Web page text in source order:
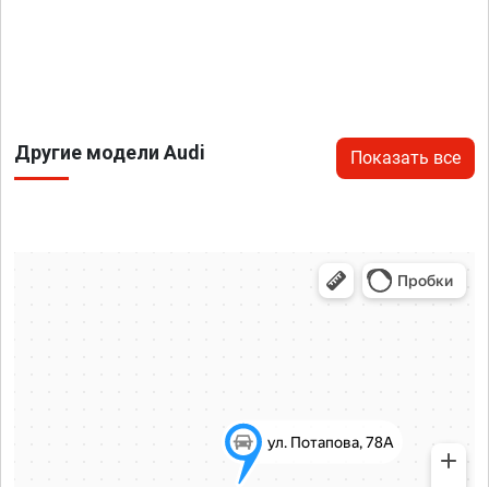
Другие модели Audi Показать все